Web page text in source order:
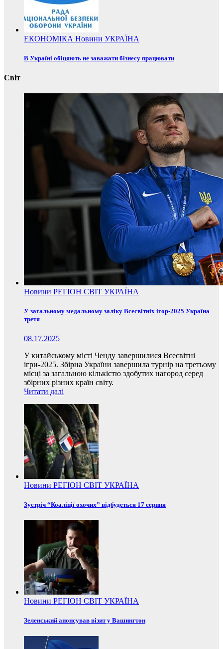
ЕКОНОМІКА Новини УКРАЇНА
В Україні обіцяють не заважати бізнесу працювати
Світ
Новини РЕГІОН СВІТ УКРАЇНА
У загальному медальному заліку Всесвітніх ігор-2025 Україна
третя
08.17.2025
У китайському місті Ченду завершилися Всесвітні
ігри-2025. Збірна України завершила турнір на третьому
місці за загальною кількістю здобутих нагород серед
збірних різних країн світу.
Читати далі
Новини РЕГІОН СВІТ УКРАЇНА
Зустріч “Коаліції охочих” відбудеться 17 серпня
Новини РЕГІОН СВІТ УКРАЇНА
Зеленський анонсував візит у Вашингтон